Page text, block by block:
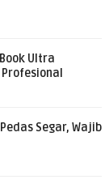
Ultra
Segar, Wajib